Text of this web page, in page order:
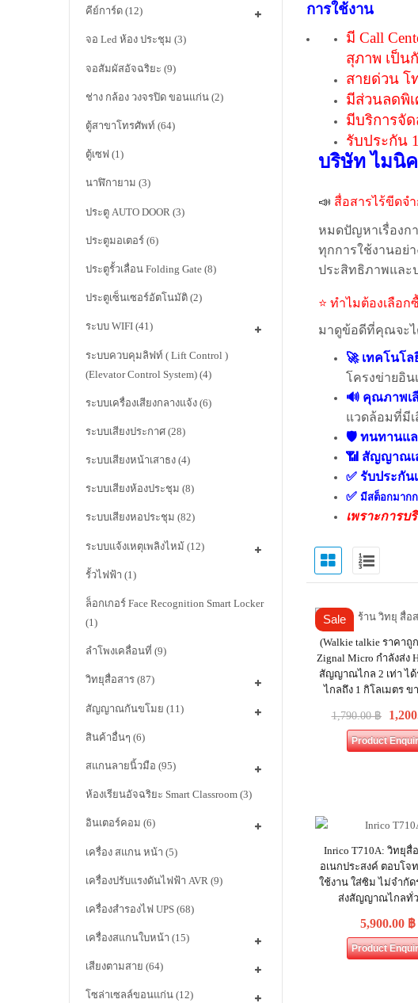
คีย์การ์ด (12)
จอ Led ห้อง ประชุม (3)
จอสัมผัสอัจฉริยะ (9)
ช่าง กล้อง วงจรปิด ขอนแก่น (2)
ตู้สาขาโทรศัพท์ (64)
ตู้เซฟ (1)
นาฬิกายาม (3)
ประตู AUTO DOOR (3)
ประตูมอเตอร์ (6)
ประตูรั้วเลื่อน Folding Gate (8)
ประตูเซ็นเซอร์อัตโนมัติ (2)
ระบบ WIFI (41)
ระบบควบคุมลิฟท์ ( Lift Control )
(Elevator Control System) (4)
ระบบเครื่องเสียงกลางแจ้ง (6)
ระบบเสียงประกาศ (28)
ระบบเสียงหน้าเสาธง (4)
ระบบเสียงห้องประชุม (8)
ระบบเสียงหอประชุม (82)
ระบบแจ้งเหตุเพลิงไหม้ (12)
รั้วไฟฟ้า (1)
ล็อกเกอร์ Face Recognition Smart Locker
(1)
ลำโพงเคลื่อนที่ (9)
วิทยุสื่อสาร (87)
สัญญาณกันขโมย (11)
สินค้าอื่นๆ (6)
สแกนลายนิ้วมือ (95)
ห้องเรียนอัจฉริยะ Smart Classroom (3)
อินเตอร์คอม (6)
เครื่อง สแกน หน้า (5)
เครื่องปรับแรงดันไฟฟ้า AVR (9)
เครื่องสำรองไฟ UPS (68)
เครื่องสแกนใบหน้า (15)
เสียงตามสาย (64)
โซล่าเซลล์ขอนแก่น (12)
การใช้งาน
มี Call
สุภาพ เป็น
สายด่วน โ
มีส่วนลดพิเ
มีบริการจั
รับประกัน
บริษัท ไมนิ
📣 สื่อสารไร้ขีดจ
หมดปัญหาเรื่องก
ทุกการใช้งานอย่
ประสิทธิภาพและ
⭐ ทำไมต้องเลือ
มาดูข้อดีที่คุณจะไ
🚀 เทคโนโล
โครงข่ายอิน
🔊 คุณภาพเ
แวดล้อมที่มีเ
🛡️ ทนทานแล
📶 สัญญาณเ
✅ รับประกัน
✅ มีสต็อกมากก
เพราะการบ
Sale
(Walkie talkie ราคาถู
Zignal Micro กำลังส่ง
สัญญาณไกล 2 เท่า ได้
ไกลถึง 1 กิโลเมตร
1,790.00฿
Product
Inrico T710A: วิทยุสื่
อเนกประสงค์ ตอบโจ
ใช้งาน ใส่ซิม ไม่จำกัด
ส่งสัญญาณไกลทั่
5,900.00 ฿
Product